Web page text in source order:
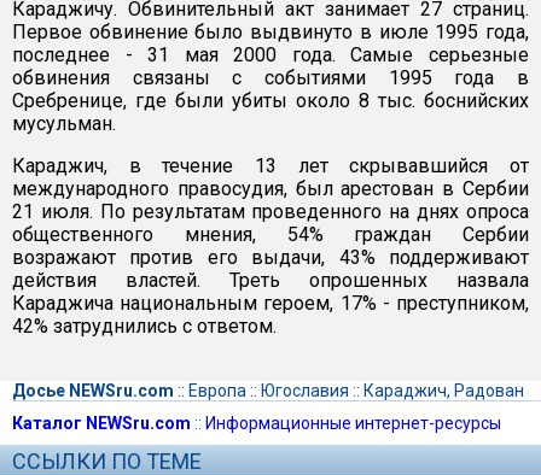
Караджичу. Обвинительный акт занимает 27 страниц.
Первое обвинение было выдвинуто в июле 1995 года,
последнее - 31 мая 2000 года. Самые серьезные
обвинения связаны с событиями 1995 года в
Сребренице, где были убиты около 8 тыс. боснийских
мусульман.
Караджич, в течение 13 лет скрывавшийся от
международного правосудия, был арестован в Сербии
21 июля. По результатам проведенного на днях опроса
общественного мнения, 54% граждан Сербии
возражают против его выдачи, 43% поддерживают
действия властей. Треть опрошенных назвала
Караджича национальным героем, 17% - преступником,
42% затруднились с ответом.
Досье NEWSru.com :: Европа :: Югославия :: Караджич, Радован
Каталог NEWSru.com :: Информационные интернет-ресурсы
ССЫЛКИ ПО ТЕМЕ